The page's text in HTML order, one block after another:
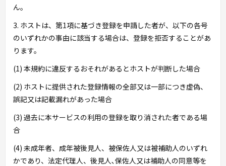
ん。
3. ホストは、第1項に基づき登録を申請した者が、以下の各号
のいずれかの事由に該当する場合は、登録を拒否することがあ
ります。
(1) 本規約に違反するおそれがあるとホストが判断した場合
(2) ホストに提供された登録情報の全部又は一部につき虚偽、
誤記又は記載漏れがあった場合
(3) 過去に本サービスの利用の登録を取り消された者である場
合
(4) 未成年者、成年被後見人、被保佐人又は被補助人のいずれ
かであり、法定代理人、後見人､保佐人又は補助人の同意等を